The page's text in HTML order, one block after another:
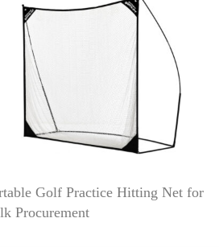
Golf Practice Hitting Net for
Procurement